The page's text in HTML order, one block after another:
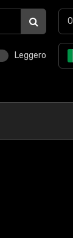
Leggero
0